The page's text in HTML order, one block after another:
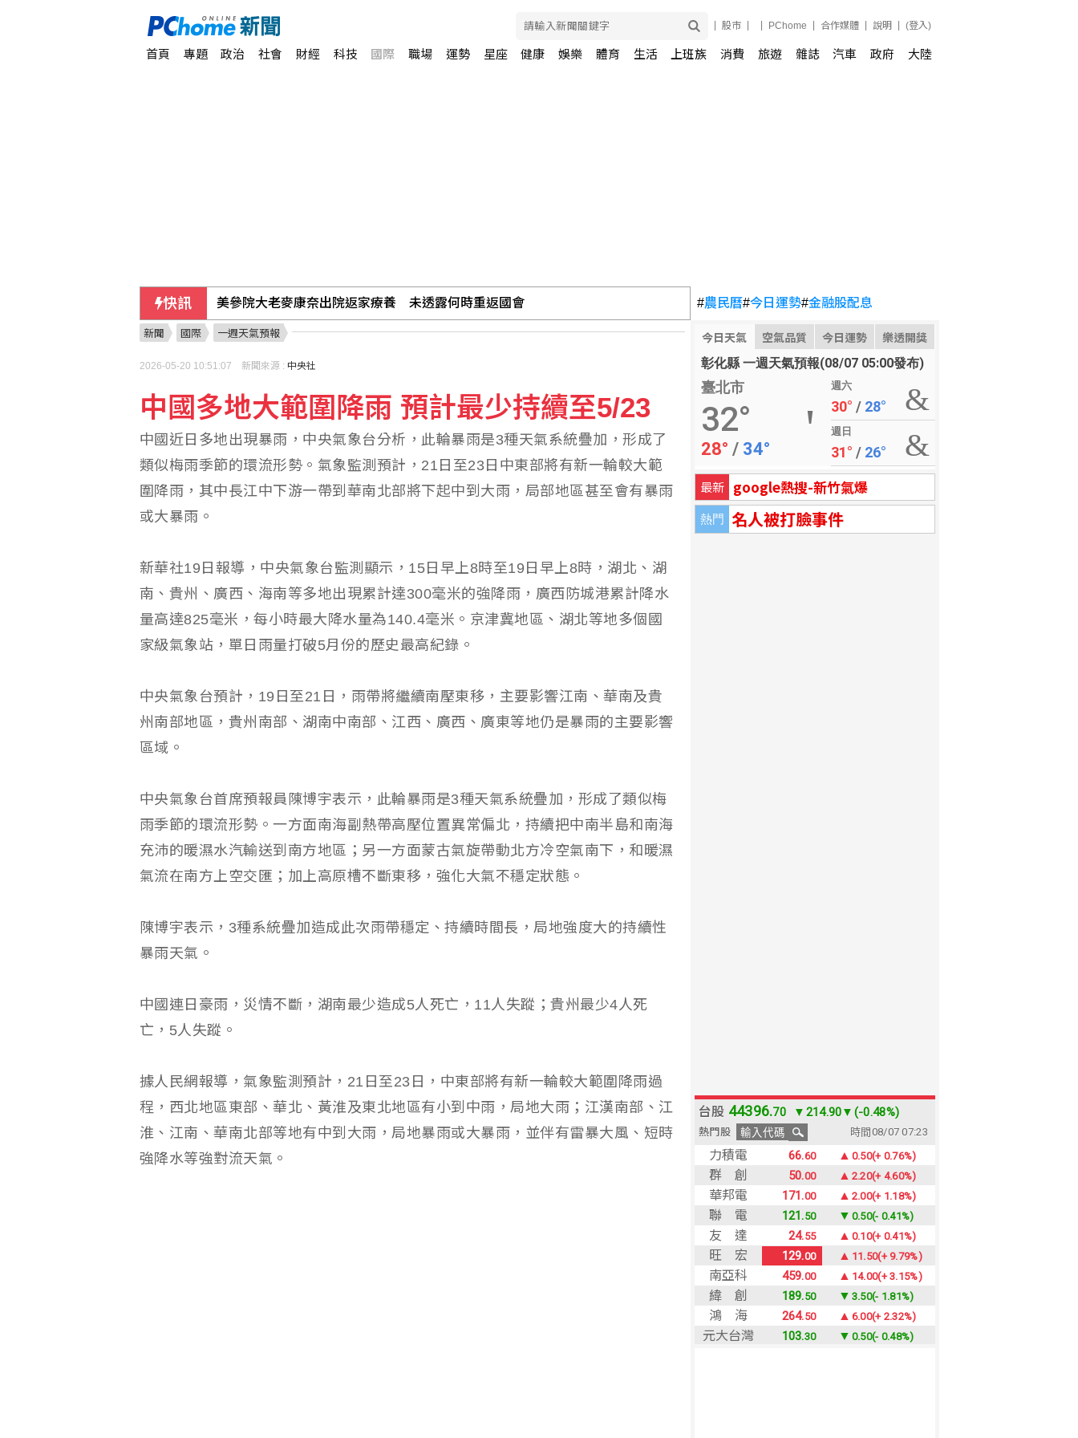
股市 PChome 合作媒體 說明 (登入)
首頁 專題 政治 社會 財經 科技 國際 職場 運勢 星座 健康 娛樂 體育 生活 上班族 消費 旅遊 雜誌 汽車 政府 大陸
快訊 美參院大老麥康奈出院返家療養 未透露何時重返國會 #農民曆#今日運勢#金融股配息
今日天氣 空氣品質 今日運勢 樂透開獎
彰化縣 一週天氣預報(08/07 05:00發布)
臺北市
32°
28° / 34°
週六
30° / 28°
週日
31° / 26°
最新 google熱搜-新竹氣爆
熱門 名人被打臉事件
新聞 國際 一週天氣預報
2026-05-20 10:51:07 新聞來源 : 中央社
中國多地大範圍降雨 預計最少持續至5/23
中國近日多地出現暴雨，中央氣象台分析，此輪暴雨是3種天氣系統疊加，形成了
類似梅雨季節的環流形勢。氣象監測預計，21日至23日中東部將有新一輪較大範
圍降雨，其中長江中下游一帶到華南北部將下起中到大雨，局部地區甚至會有暴雨
或大暴雨。
新華社19日報導，中央氣象台監測顯示，15日早上8時至19日早上8時，湖北、湖
南、貴州、廣西、海南等多地出現累計達300毫米的強降雨，廣西防城港累計降水
量高達825毫米，每小時最大降水量為140.4毫米。京津冀地區、湖北等地多個國
家級氣象站，單日雨量打破5月份的歷史最高紀錄。
中央氣象台預計，19日至21日，雨帶將繼續南壓東移，主要影響江南、華南及貴
州南部地區，貴州南部、湖南中南部、江西、廣西、廣東等地仍是暴雨的主要影響
區域。
中央氣象台首席預報員陳博宇表示，此輪暴雨是3種天氣系統疊加，形成了類似梅
雨季節的環流形勢。一方面南海副熱帶高壓位置異常偏北，持續把中南半島和南海
充沛的暖濕水汽輸送到南方地區；另一方面蒙古氣旋帶動北方冷空氣南下，和暖濕
氣流在南方上空交匯；加上高原槽不斷東移，強化大氣不穩定狀態。
陳博宇表示，3種系統疊加造成此次雨帶穩定、持續時間長，局地強度大的持續性
暴雨天氣。
中國連日豪雨，災情不斷，湖南最少造成5人死亡，11人失蹤；貴州最少4人死
亡，5人失蹤。
據人民網報導，氣象監測預計，21日至23日，中東部將有新一輪較大範圍降雨過
程，西北地區東部、華北、黃淮及東北地區有小到中雨，局地大雨；江漢南部、江
淮、江南、華南北部等地有中到大雨，局地暴雨或大暴雨，並伴有雷暴大風、短時
強降水等強對流天氣。